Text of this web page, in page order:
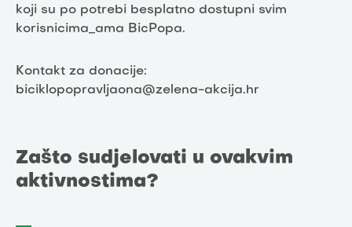
koji su po potrebi besplatno dostupni svim
korisnicima_ama BicPopa.
Kontakt za donacije:
biciklopopravljaona@zelena-akcija.hr
Zašto sudjelovati u ovakvim
aktivnostima?